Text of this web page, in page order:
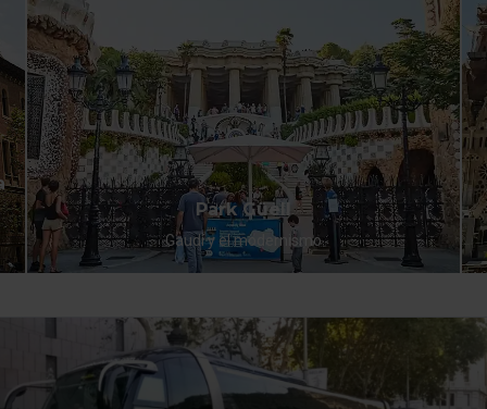
Park Güell
Gaudí y el modernismo